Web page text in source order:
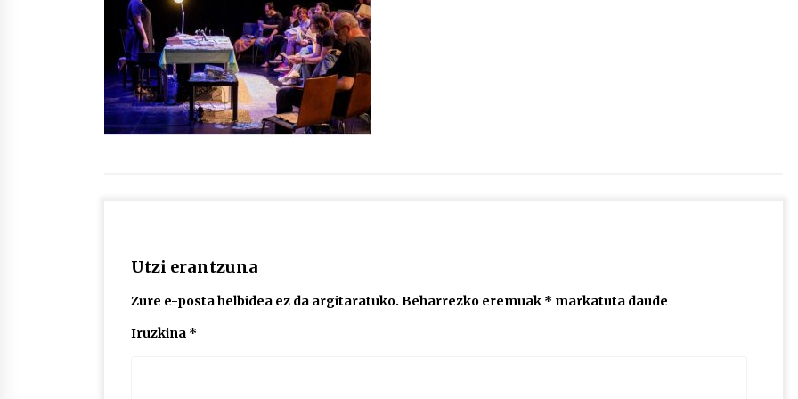
protagonista
2026/07/16
POTTO: San Pedro jaietako bertso-
saioa
2026/07/09
Utzi erantzuna
Zure e-posta helbidea ez da argitaratuko. Beharrezko eremuak * markatuta daude
Iruzkina *